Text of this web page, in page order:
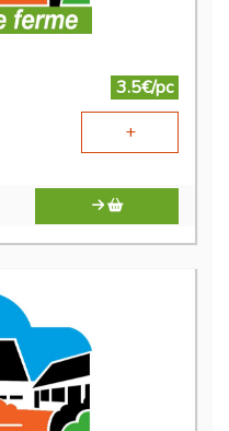
3.5€/pc
+